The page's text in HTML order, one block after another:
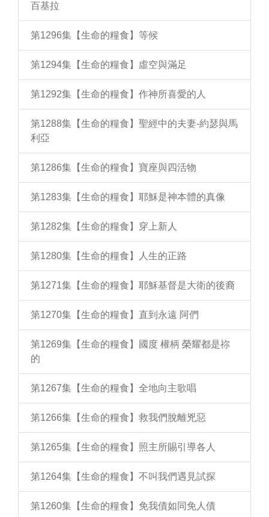
百基拉
第1296集【生命的糧食】等候
第1294集【生命的糧食】虛空與滿足
第1292集【生命的糧食】作神所喜愛的人
第1288集【生命的糧食】聖經中的夫妻-約瑟與馬
利亞
第1286集【生命的糧食】寶座與四活物
第1283集【生命的糧食】耶穌是神本體的真像
第1282集【生命的糧食】穿上新人
第1280集【生命的糧食】人生的正路
第1271集【生命的糧食】耶穌基督是大衛的後裔
第1270集【生命的糧食】直到永遠 阿們
第1269集【生命的糧食】國度 權柄 榮耀都是祢
的
第1267集【生命的糧食】全地向主歌唱
第1266集【生命的糧食】救我們脫離兇惡
第1265集【生命的糧食】照主所賜引導各人
第1264集【生命的糧食】不叫我們遇見試探
第1260集【生命的糧食】免我債如同免人債